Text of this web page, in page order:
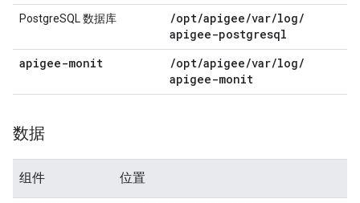
PostgreSQL 数据库 /opt/apigee/var/log/
apigee-postgresql
apigee-monit
/opt/apigee/var/log/
apigee-monit
数据
组件 位置